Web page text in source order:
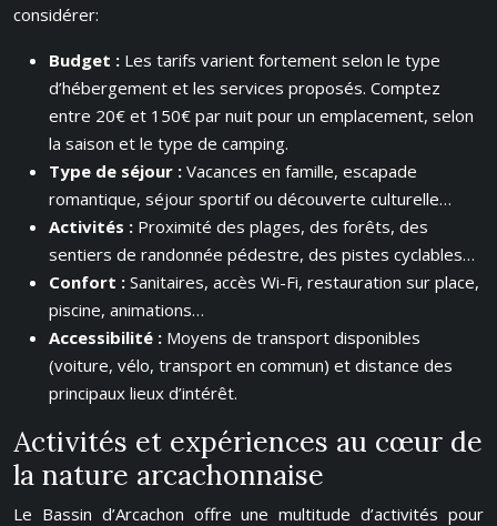
considérer:
Budget : Les tarifs varient fortement selon le type
d’hébergement et les services proposés. Comptez
entre 20€ et 150€ par nuit pour un emplacement, selon
la saison et le type de camping.
Type de séjour : Vacances en famille, escapade
romantique, séjour sportif ou découverte culturelle…
Activités : Proximité des plages, des forêts, des
sentiers de randonnée pédestre, des pistes cyclables…
Confort : Sanitaires, accès Wi-Fi, restauration sur place,
piscine, animations…
Accessibilité : Moyens de transport disponibles
(voiture, vélo, transport en commun) et distance des
principaux lieux d’intérêt.
Activités et expériences au cœur de
la nature arcachonnaise
Le Bassin d’Arcachon offre une multitude d’activités pour